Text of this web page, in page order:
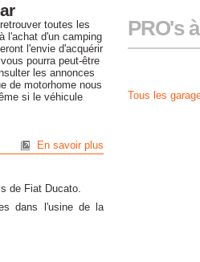
toutes les
l'achat d'un camping
l'envie d'acquérir
pourra peut-être
les annonces
de motorhome nous
si le véhicule
En savoir plus
de Fiat Ducato.
dans l'usine de la
PRO's
Tous les